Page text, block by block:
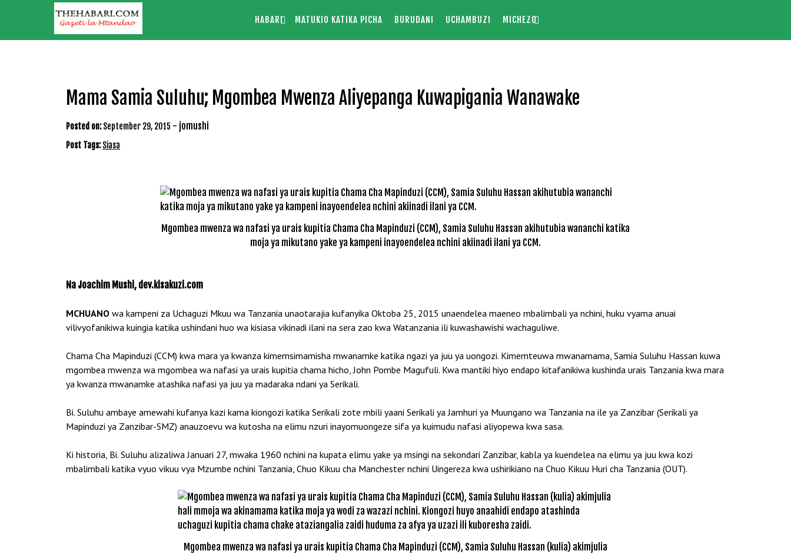
HABARI MATUKIO KATIKA PICHA BURUDANI UCHAMBUZI MICHEZO
Mama Samia Suluhu; Mgombea Mwenza Aliyepanga Kuwapigania Wanawake
Posted on: September 29, 2015 - jomushi
Post Tags:Siasa
Mgombea mwenza wa nafasi ya urais kupitia Chama Cha Mapinduzi (CCM), Samia Suluhu Hassan akihutubia wananchi katika
moja ya mikutano yake ya kampeni inayoendelea nchini akiinadi ilani ya CCM.
Na Joachim Mushi, dev.kisakuzi.com
MCHUANO wa kampeni za Uchaguzi Mkuu wa Tanzania unaotarajia kufanyika Oktoba 25, 2015 unaendelea maeneo mbalimbali ya nchini, huku vyama anuai
vilivyofanikiwa kuingia katika ushindani huo wa kisiasa vikinadi ilani na sera zao kwa Watanzania ili kuwashawishi wachaguliwe.
Chama Cha Mapinduzi (CCM) kwa mara ya kwanza kimemsimamisha mwanamke katika ngazi ya juu ya uongozi. Kimemteuwa mwanamama, Samia Suluhu Hassan kuwa
mgombea mwenza wa mgombea wa nafasi ya urais kupitia chama hicho, John Pombe Magufuli. Kwa mantiki hiyo endapo kitafanikiwa kushinda urais Tanzania kwa mara
ya kwanza mwanamke atashika nafasi ya juu ya madaraka ndani ya Serikali.
Bi. Suluhu ambaye amewahi kufanya kazi kama kiongozi katika Serikali zote mbili yaani Serikali ya Jamhuri ya Muungano wa Tanzania na ile ya Zanzibar (Serikali ya
Mapinduzi ya Zanzibar-SMZ) anauzoevu wa kutosha na elimu nzuri inayomuongeze sifa ya kuimudu nafasi aliyopewa kwa sasa.
Ki historia, Bi. Suluhu alizaliwa Januari 27, mwaka 1960 nchini na kupata elimu yake ya msingi na sekondari Zanzibar, kabla ya kuendelea na elimu ya juu kwa kozi
mbalimbali katika vyuo vikuu vya Mzumbe nchini Tanzania, Chuo Kikuu cha Manchester nchini Uingereza kwa ushirikiano na Chuo Kikuu Huri cha Tanzania (OUT).
Mgombea mwenza wa nafasi ya urais kupitia Chama Cha Mapinduzi (CCM), Samia Suluhu Hassan (kulia) akimjulia